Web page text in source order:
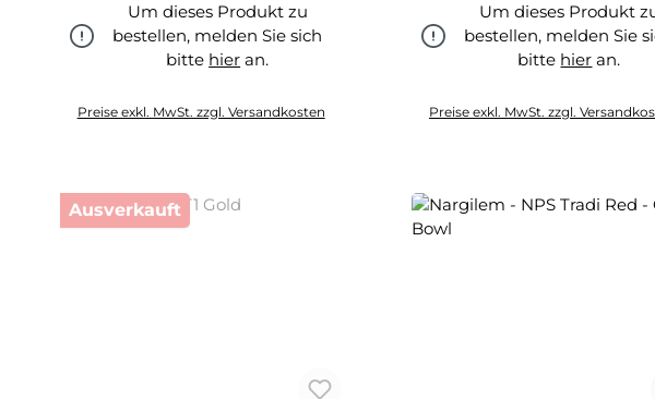
Um dieses Produkt zu
bestellen, melden Sie sich
bitte hier an.
Preise exkl. MwSt. zzgl. Versandkosten
Um dieses Produkt
bestellen, melden Sie
bitte hier an.
Preise exkl. MwSt. zzgl.
Ausverkauft